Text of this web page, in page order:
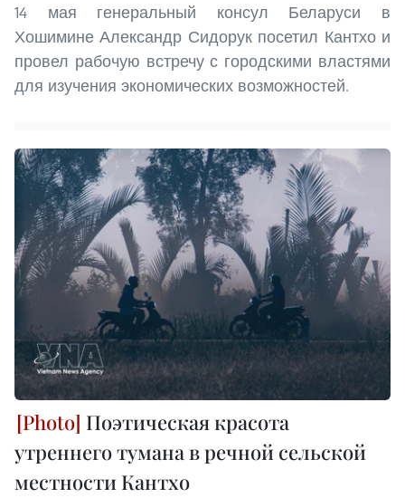
14 мая генеральный консул Беларуси в
Хошимине Александр Сидорук посетил Кантхо и
провел рабочую встречу с городскими властями
для изучения экономических возможностей.
Поэтическая красота
утреннего тумана в речной сельской
местности Кантхо